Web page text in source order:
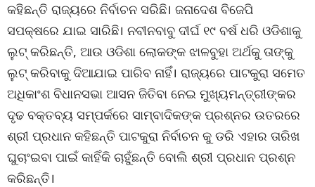
କହିଛନ୍ତି ରାଜ୍ୟରେ ନିର୍ବାଚନ ସରିଛି। ଜନାଦେଶ ବିଜେପି
ସପକ୍ଷରେ ଯାଇ ସାରିଛି। ନବୀନବାବୁ ଦୀର୍ଘ ୧୯ ବର୍ଷ ଧରି ଓଡିଶାକୁ
ଲୁଟ୍ କରିଛନ୍ତି, ଆଉ ଓଡିଶା ଲୋକଙ୍କ ଝାଳବୁହା ଅର୍ଥକୁ ତାଙ୍କୁ
ଲୁଟ୍ କରିବାକୁ ଦିଆଯାଇ ପାରିବ ନାହିଁ। ରାଜ୍ୟରେ ପାଟକୁରା ସମେତ
ଅଧିକାଂଶ ବିଧାନସଭା ଆସନ ଜିତିବା ନେଇ ମୁଖ୍ୟମନ୍ତ୍ରୀଙ୍କର
ଦୃଢ ବକ୍ତବ୍ୟ ସମ୍ପର୍କରେ ସାମ୍ବାଦିକଙ୍କ ପ୍ରଶ୍ନର ଉତରରେ
ଶ୍ରୀ ପ୍ରଧାନ କହିଛନ୍ତି ପାଟକୁରା ନିର୍ବାଚନ କୁ ଡରି ଏହାର ତାରିଖ
ଘୁଚାଂଇବା ପାଇଁ କାହିଁକି ଚାହୁଁଛନ୍ତି ବୋଲି ଶ୍ରୀ ପ୍ରଧାନ ପ୍ରଶ୍ନ
କରିଛନ୍ତି।